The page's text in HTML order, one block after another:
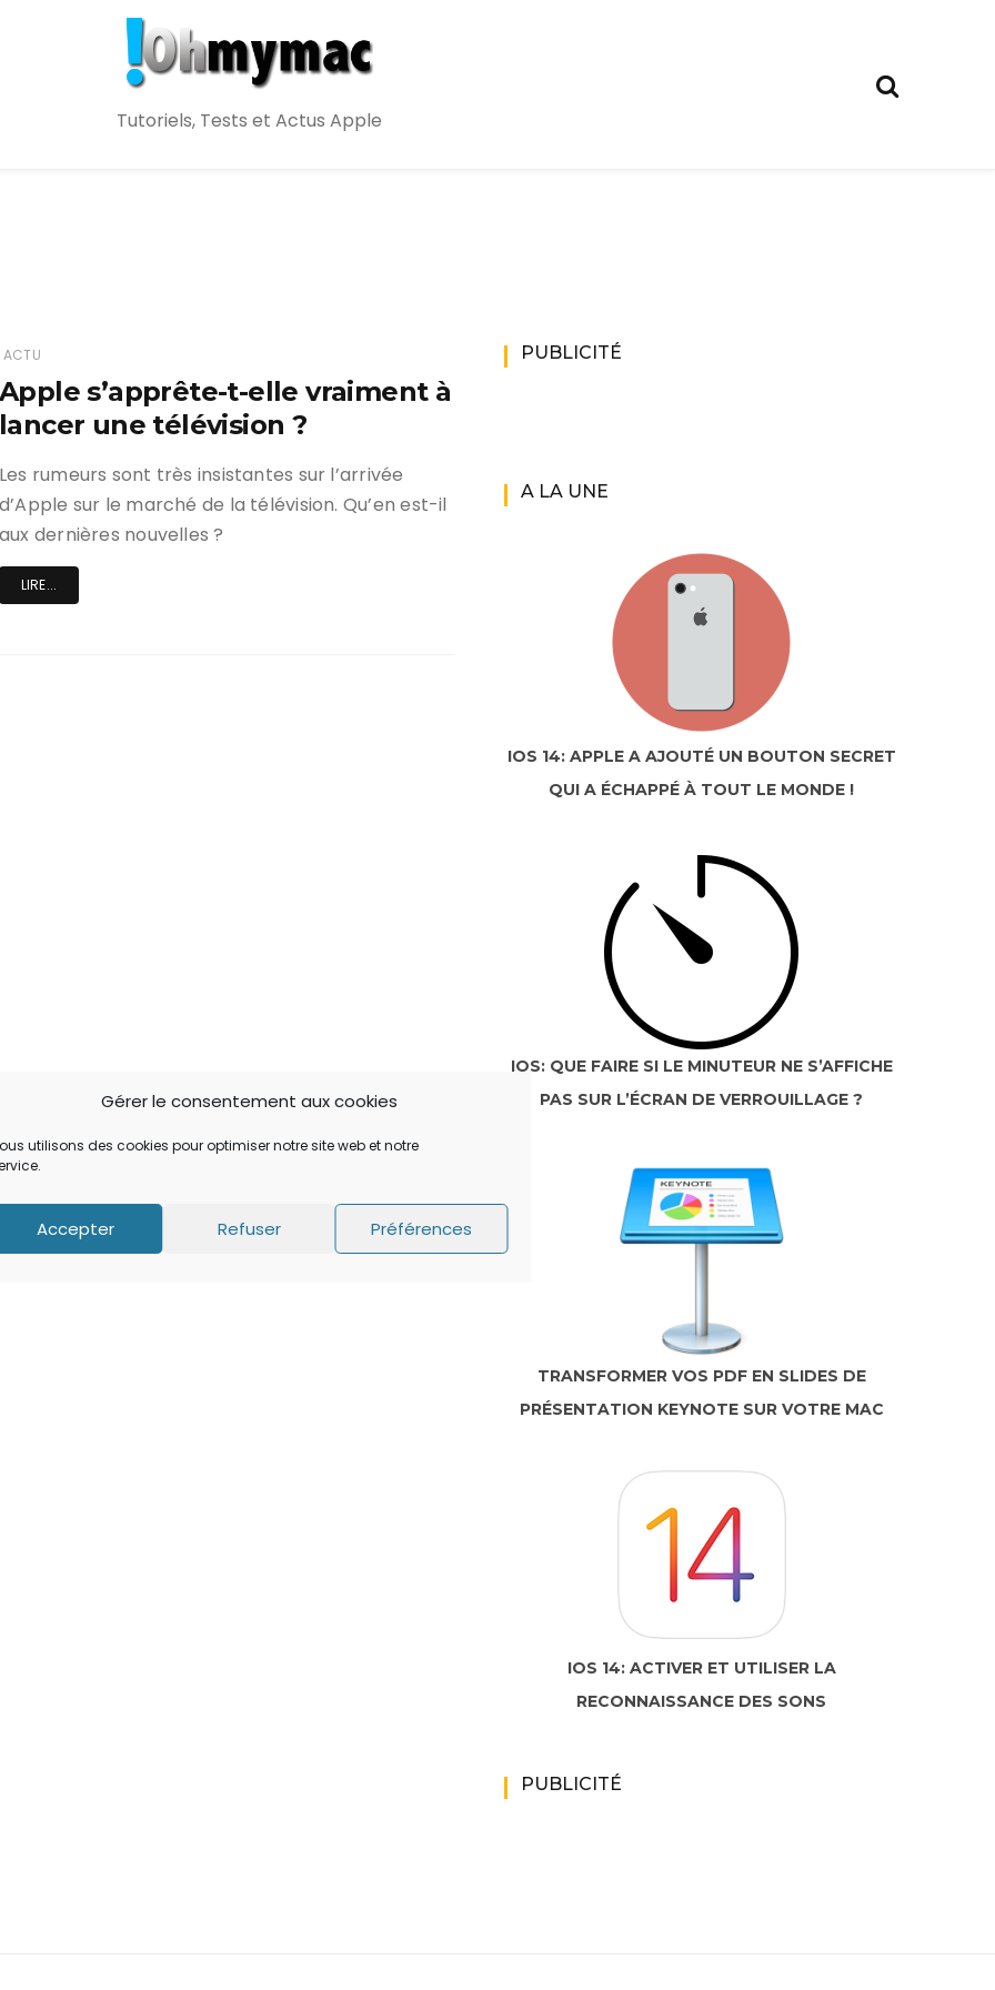
Gérer le consentement aux cookies
utilisons des cookies pour optimiser notre site web et notre
Accepter Refuser Préférences
Tutoriels, Tests et Actus Apple
ACTU
s’apprête-t-elle vraiment à
une télévision ?
rumeurs sont très insistantes sur l’arrivée
sur le marché de la télévision. Qu’en est-il
dernières nouvelles ?
LIRE...
PUBLICITÉ
A LA UNE
IOS 14: APPLE A AJOUTÉ UN BOUTON SECRET
QUI A ÉCHAPPÉ À TOUT LE MONDE !
IOS: QUE FAIRE SI LE MINUTEUR NE S’AFFICHE
PAS SUR L’ÉCRAN DE VERROUILLAGE ?
TRANSFORMER VOS PDF EN SLIDES DE
PRÉSENTATION KEYNOTE SUR VOTRE MAC
IOS 14: ACTIVER ET UTILISER LA
RECONNAISSANCE DES SONS
PUBLICITÉ